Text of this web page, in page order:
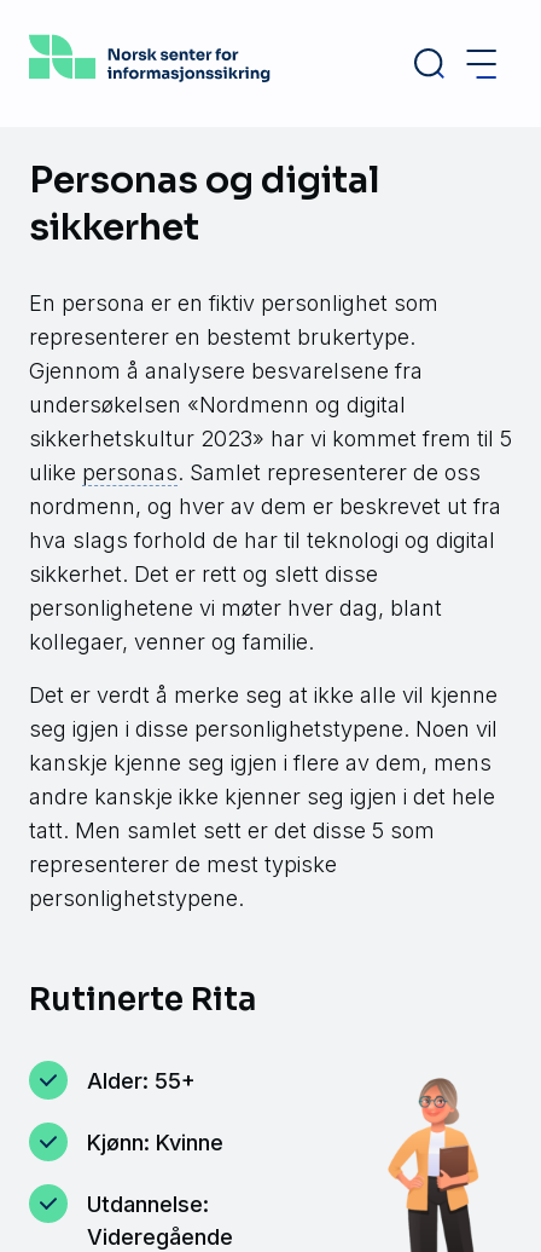
hovedinnhold
Personas og digital
sikkerhet
En persona er en fiktiv personlighet som
representerer en bestemt brukertype.
Gjennom å analysere besvarelsene fra
undersøkelsen «Nordmenn og digital
sikkerhetskultur 2023» har vi kommet frem til 5
ulike personas. Samlet representerer de oss
nordmenn, og hver av dem er beskrevet ut fra
hva slags forhold de har til teknologi og digital
sikkerhet. Det er rett og slett disse
personlighetene vi møter hver dag, blant
kollegaer, venner og familie.
Det er verdt å merke seg at ikke alle vil kjenne
seg igjen i disse personlighetstypene. Noen vil
kanskje kjenne seg igjen i flere av dem, mens
andre kanskje ikke kjenner seg igjen i det hele
tatt. Men samlet sett er det disse 5 som
representerer de mest typiske
personlighetstypene.
Rutinerte Rita
Alder: 55+
Kjønn: Kvinne
Utdannelse:
Videregående